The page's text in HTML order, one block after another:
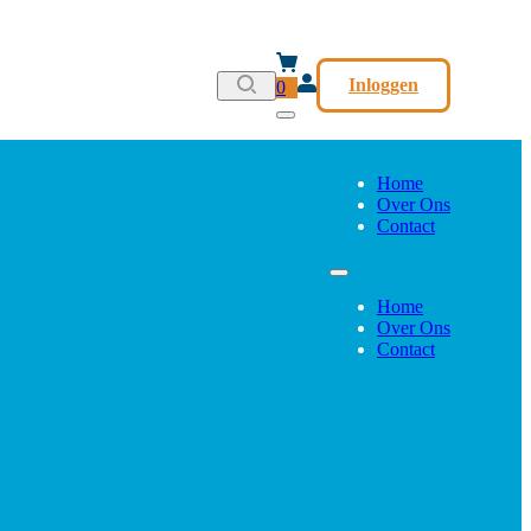
0 Inloggen
Home
Over Ons
Contact
Home
Over Ons
Contact